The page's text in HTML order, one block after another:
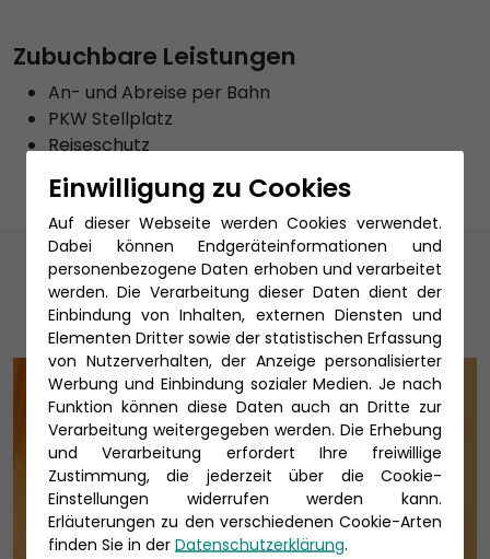
Zubuchbare Leistungen
An- und Abreise per Bahn
PKW Stellplatz
Reiseschutz
Unsere Reiseexperten
Einwilligung zu Cookies
Auf dieser Webseite werden Cookies verwendet.
Dabei können Endgeräteinformationen und
personenbezogene Daten erhoben und verarbeitet
werden. Die Verarbeitung dieser Daten dient der
Einbindung von Inhalten, externen Diensten und
Elementen Dritter sowie der statistischen Erfassung
von Nutzerverhalten, der Anzeige personalisierter
Werbung und Einbindung sozialer Medien. Je nach
Funktion können diese Daten auch an Dritte zur
Verarbeitung weitergegeben werden. Die Erhebung
und Verarbeitung erfordert Ihre freiwillige
Zustimmung, die jederzeit über die Cookie-
Einstellungen widerrufen werden kann.
Erläuterungen zu den verschiedenen Cookie-Arten
finden Sie in der Datenschutzerklärung.